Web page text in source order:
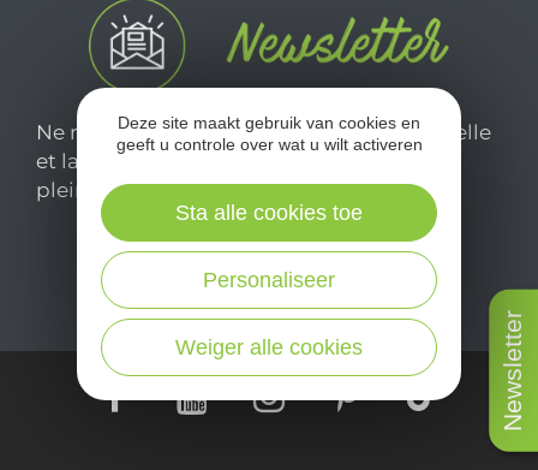
Newsletter
Ne manquez pas notre newsletter mensuelle
et laissez-vous inspirer pour profiter
pleinement de votre séjour en Aveyron.
Je m'abonne ici
Deze site maakt gebruik van cookies en
geeft u controle over wat u wilt activeren
Weiger alle cookies
Personaliseer
Sta alle cookies toe